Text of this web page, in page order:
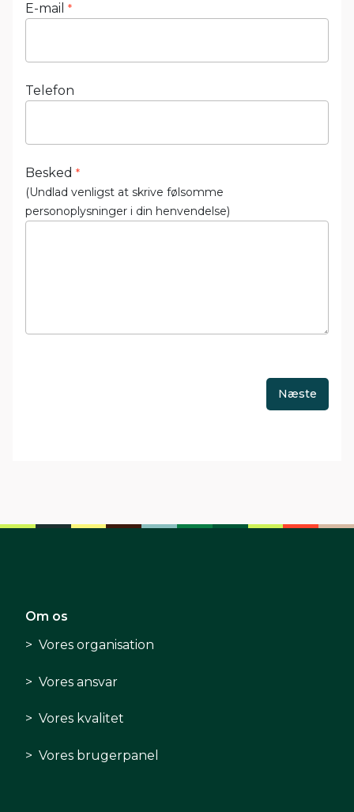
E-mail *
Telefon
(Undlad venligst at skrive følsomme
personoplysninger i din henvendelse)
Besked *
Om os
Vores organisation
Vores ansvar
Vores kvalitet
Vores brugerpanel